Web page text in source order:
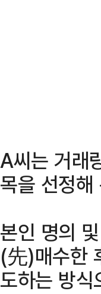
A씨는 거래
목을 선정해
본인 명의
(先)매수한
도하는 방